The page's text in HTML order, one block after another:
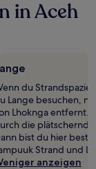
in Aceh
du
Lange besuchen,
Lhoknga entfernt.
die
bist du hier
Strand und
anzeigen